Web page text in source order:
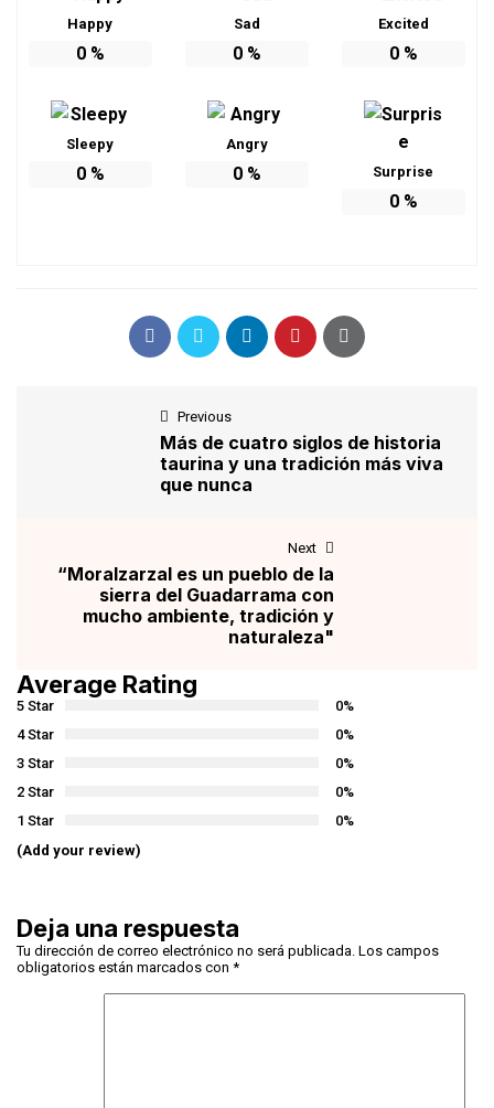
Happy
0%
Sad
0%
Excited
0%
Sleepy
0%
Angry
0% Surprise
0%
Previous
Más de cuatro siglos de historia
taurina y una tradición más viva
que nunca
Next
“Moralzarzal es un pueblo de la
sierra del Guadarrama con
mucho ambiente, tradición y
naturaleza"
Average Rating
5 Star
0%
4 Star
0%
3 Star
0%
2 Star
0%
1 Star
0%
(Add your review)
Deja una respuesta
Tu dirección de correo electrónico no será publicada. Los campos
obligatorios están marcados con *